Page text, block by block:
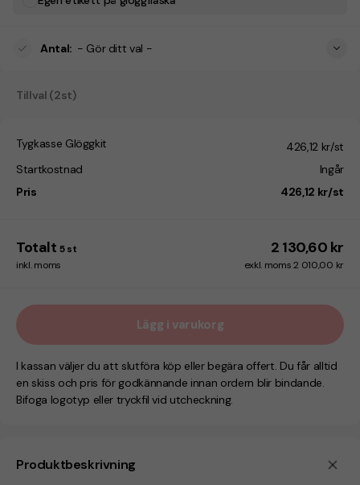
Produktbeskrivning
Antal: - Gör ditt val -
Tillval (2st)
Tygkasse Glöggkit
426,12 kr/st
Startkostnad
Ingår
Pris
426,12 kr/st
Totalt 5 st 2 130,60 kr
inkl. moms exkl. moms 2 010,00 kr
Lägg i varukorg
I kassan väljer du att slutföra köp eller begära offert. Du får alltid
en skiss och pris för godkännande innan ordern blir bindande.
Bifoga logotyp eller tryckfil vid utcheckning.